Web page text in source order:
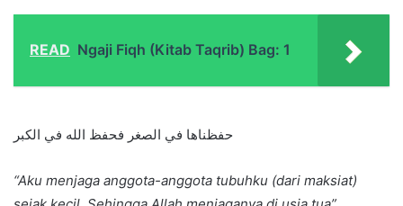
READ Ngaji Fiqh (Kitab Taqrib) Bag: 1
حفظناها في الصغر فحفظ الله في الكبر
“Aku menjaga anggota-anggota tubuhku (dari maksiat)